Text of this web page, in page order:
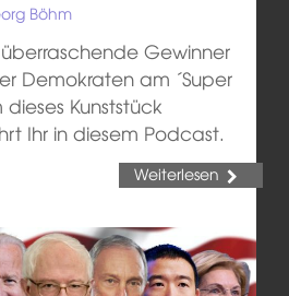
Böhm
Gewinner
Demokraten am ´Super
dieses Kunststück
Ihr in diesem Podcast.
Weiterlesen